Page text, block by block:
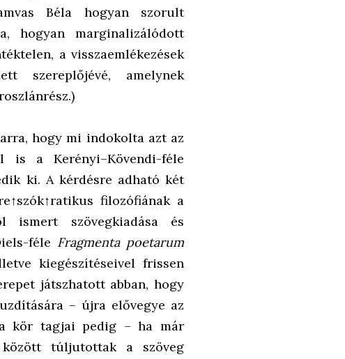
Béla hogyan szorult
hogyan marginalizálódott
a visszaemlékezések
szereplőjévé, amelynek
hogy mi indokolta azt az
is a Kerényi–Kövendi-féle
ki. A kérdésre adható két
filozófiának a
ismert szövegkiadása és
féle Fragmenta poetarum
kiegészítéseivel frissen
játszhatott abban, hogy
– újra elővegye az
kör tagjai pedig – ha már
között túljutottak a szöveg